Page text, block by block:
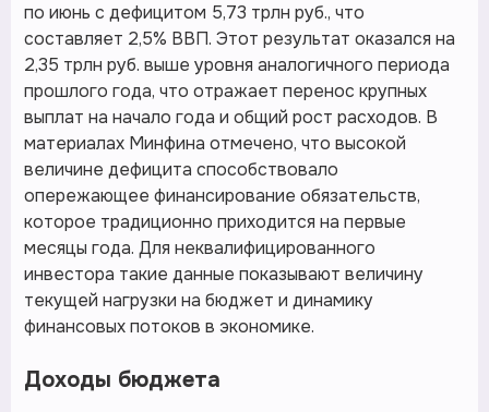
по июнь с дефицитом 5,73 трлн руб., что
составляет 2,5% ВВП. Этот результат оказался на
2,35 трлн руб. выше уровня аналогичного периода
прошлого года, что отражает перенос крупных
выплат на начало года и общий рост расходов. В
материалах Минфина отмечено, что высокой
величине дефицита способствовало
опережающее финансирование обязательств,
которое традиционно приходится на первые
месяцы года. Для неквалифицированного
инвестора такие данные показывают величину
текущей нагрузки на бюджет и динамику
финансовых потоков в экономике.
Доходы бюджета